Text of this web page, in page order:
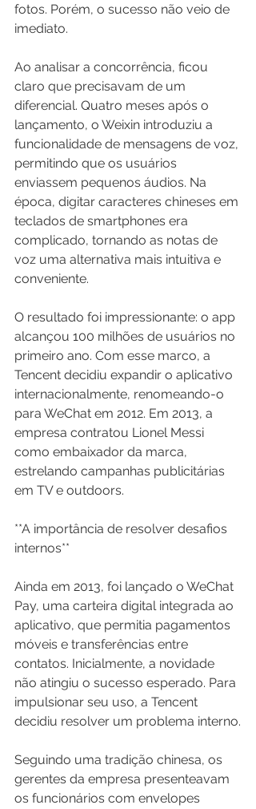
fotos. Porém, o sucesso não veio de
imediato.
Ao analisar a concorrência, ficou
claro que precisavam de um
diferencial. Quatro meses após o
lançamento, o Weixin introduziu a
funcionalidade de mensagens de voz,
permitindo que os usuários
enviassem pequenos áudios. Na
época, digitar caracteres chineses em
teclados de smartphones era
complicado, tornando as notas de
voz uma alternativa mais intuitiva e
conveniente.
O resultado foi impressionante: o app
alcançou 100 milhões de usuários no
primeiro ano. Com esse marco, a
Tencent decidiu expandir o aplicativo
internacionalmente, renomeando-o
para WeChat em 2012. Em 2013, a
empresa contratou Lionel Messi
como embaixador da marca,
estrelando campanhas publicitárias
em TV e outdoors.
**A importância de resolver desafios
internos**
Ainda em 2013, foi lançado o WeChat
Pay, uma carteira digital integrada ao
aplicativo, que permitia pagamentos
móveis e transferências entre
contatos. Inicialmente, a novidade
não atingiu o sucesso esperado. Para
impulsionar seu uso, a Tencent
decidiu resolver um problema interno.
Seguindo uma tradição chinesa, os
gerentes da empresa presenteavam
os funcionários com envelopes